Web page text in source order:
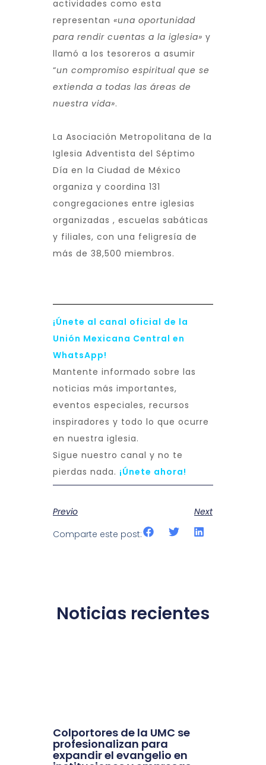
actividades como esta
representan «una oportunidad
para rendir cuentas a la iglesia» y
llamó a los tesoreros a asumir
“un compromiso espiritual que se
extienda a todas las áreas de
nuestra vida».
La Asociación Metropolitana de la
Iglesia Adventista del Séptimo
Día en la Ciudad de México
organiza y coordina 131
congregaciones entre iglesias
organizadas , escuelas sabáticas
y filiales, con una feligresía de
más de 38,500 miembros.
¡Únete al canal oficial de la
Unión Mexicana Central en
WhatsApp!
Mantente informado sobre las
noticias más importantes,
eventos especiales, recursos
inspiradores y todo lo que ocurre
en nuestra iglesia.
Sigue nuestro canal y no te
pierdas nada. ¡Únete ahora!
Previo
Next
Comparte este post:
Noticias recientes
Colportores de la UMC se
profesionalizan para
expandir el evangelio en